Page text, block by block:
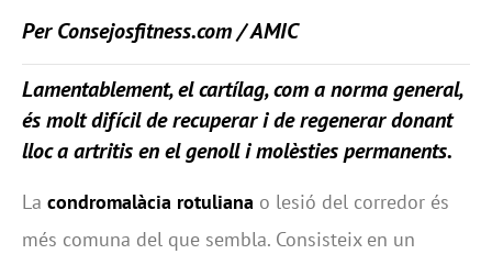
PerConsejosfitness.com/ AMIC
Lamentablement, el cartílag, com a norma general,
és molt difícil de recuperar i de regenerar donant
lloc a artritis en el genoll i molèsties permanents.
La condromalàcia rotuliana o lesió del corredor és
més comuna del que sembla. Consisteix en un